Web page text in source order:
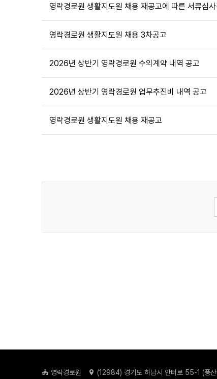
영락경로원 생활지도원 채용 재공고에 따른 서류심
영락경로원 생활지도원 채용 3차공고
2026년 상반기 영락경로원 수의계약 내역 공고
2026년 상반기 영락경로원 업무추진비 내역 공고
영락경로원 생활지도원 채용 재공고
영락경로원 (12984) 경기도 하남시 안터로 55-1 (풍